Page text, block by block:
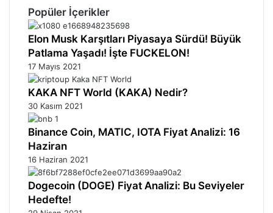
Popüler İçerikler
Elon Musk Karşıtları Piyasaya Sürdü! Büyük
Patlama Yaşadı! İşte FUCKELON!
17 Mayıs 2021
KAKA NFT World (KAKA) Nedir?
30 Kasım 2021
Binance Coin, MATIC, IOTA Fiyat Analizi: 16
Haziran
16 Haziran 2021
Dogecoin (DOGE) Fiyat Analizi: Bu Seviyeler
Hedefte!